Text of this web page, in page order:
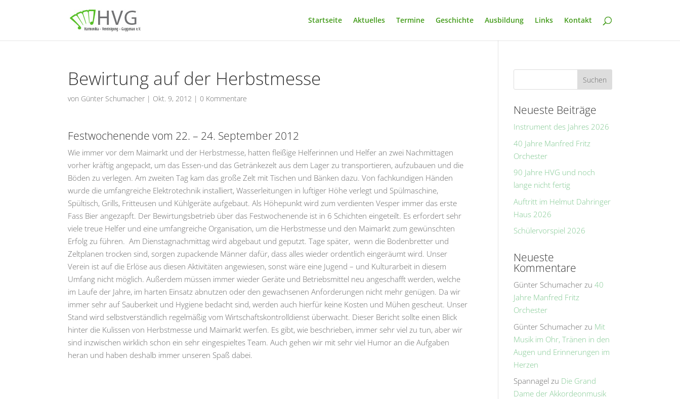
Startseite Aktuelles Termine Geschichte Ausbildung Links Kontakt
Bewirtung auf der Herbstmesse
von Günter Schumacher | Okt. 9, 2012 |0 Kommentare
Festwochenende vom 22. – 24. September 2012
Wie immer vor dem Maimarkt und der Herbstmesse, hatten fleißige Helferinnen und Helfer an zwei Nachmittagen
vorher kräftig angepackt, um das Essen-und das Getränkezelt aus dem Lager zu transportieren, aufzubauen und die
Böden zu verlegen. Am zweiten Tag kam das große Zelt mit Tischen und Bänken dazu. Von fachkundigen Händen
wurde die umfangreiche Elektrotechnik installiert, Wasserleitungen in luftiger Höhe verlegt und Spülmaschine,
Spültisch, Grills, Fritteusen und Kühlgeräte aufgebaut. Als Höhepunkt wird zum verdienten Vesper immer das erste
Fass Bier angezapft. Der Bewirtungsbetrieb über das Festwochenende ist in 6 Schichten eingeteilt. Es erfordert sehr
viele treue Helfer und eine umfangreiche Organisation, um die Herbstmesse und den Maimarkt zum gewünschten
Erfolg zu führen. Am Dienstagnachmittag wird abgebaut und geputzt. Tage später, wenn die Bodenbretter und
Zeltplanen trocken sind, sorgen zupackende Männer dafür, dass alles wieder ordentlich eingeräumt wird. Unser
Verein ist auf die Erlöse aus diesen Aktivitäten angewiesen, sonst wäre eine Jugend – und Kulturarbeit in diesem
Umfang nicht möglich. Außerdem müssen immer wieder Geräte und Betriebsmittel neu angeschafft werden, welche
im Laufe der Jahre, im harten Einsatz abnutzen oder den gewachsenen Anforderungen nicht mehr genügen. Da wir
immer sehr auf Sauberkeit und Hygiene bedacht sind, werden auch hierfür keine Kosten und Mühen gescheut. Unser
Stand wird selbstverständlich regelmäßig vom Wirtschaftskontrolldienst überwacht. Dieser Bericht sollte einen Blick
hinter die Kulissen von Herbstmesse und Maimarkt werfen. Es gibt, wie beschrieben, immer sehr viel zu tun, aber wir
sind inzwischen wirklich schon ein sehr eingespieltes Team. Auch gehen wir mit sehr viel Humor an die Aufgaben
heran und haben deshalb immer unseren Spaß dabei.
Neueste Beiträge
Instrument des Jahres 2026
40 Jahre Manfred Fritz
Orchester
90 Jahre HVG und noch
lange nicht fertig
Auftritt im Helmut Dahringer
Haus 2026
Schülervorspiel 2026
Neueste
Kommentare
Günter Schumacher zu40
Jahre Manfred Fritz
Orchester
Günter Schumacher zu Mit
Musik im Ohr, Tränen in den
Augen und Erinnerungen im
Herzen
Spannagel zu Die Grand
Dame der Akkordeonmusik